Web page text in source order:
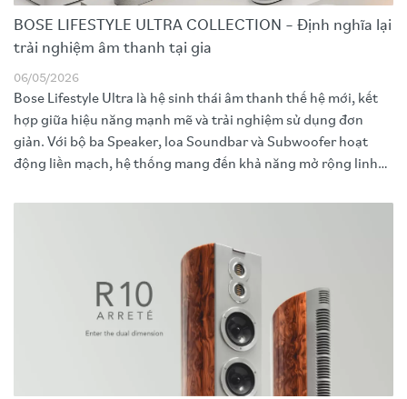
BOSE LIFESTYLE ULTRA COLLECTION – Định nghĩa lại
trải nghiệm âm thanh tại gia
06/05/2026
Bose Lifestyle Ultra là hệ sinh thái âm thanh thế hệ mới, kết
hợp giữa hiệu năng mạnh mẽ và trải nghiệm sử dụng đơn
giản. Với bộ ba Speaker, loa Soundbar và Subwoofer hoạt
động liền mạch, hệ thống mang đến khả năng mở rộng linh
Trang bị các công nghệ như TrueSpatial, Dolby Atmos,
gian âm thanh sống động, cân bằng và phù hợp với từng
không gian phòng. Thiết kế tinh tế cùng khả năng kết nối mở
qua AirPlay, Google Cast hay Spotify Connect giúp đây trở
thành giải pháp âm thanh hiện đại, dễ dàng hòa vào mọi
không gian sống.